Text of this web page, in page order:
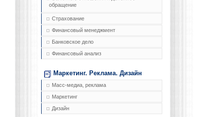
обращение
Страхование
Финансовый менеджмент
Банковское дело
Финансовый анализ
Маркетинг. Реклама. Дизайн
Масс-медиа, реклама
Маркетинг
Дизайн